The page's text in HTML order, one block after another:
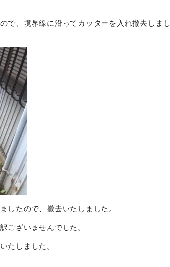
で、境界線に沿ってカッターを入れ撤去しまし
したので、撤去いたしました。
ございませんでした。
たしました。